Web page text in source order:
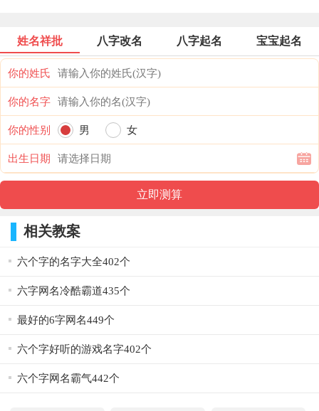
姓名祥批 八字改名 八字起名 宝宝起名
你的姓氏
你的名字
你的性别 男 女
出生日期
相关教案
六个字的名字大全402个
六字网名冷酷霸道435个
最好的6字网名449个
六个字好听的游戏名字402个
六个字网名霸气442个